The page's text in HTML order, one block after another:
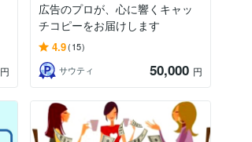
円
広告のプロが、心に響くキャッ
チコピーをお届けします
4.9(15)
サウティ
50,000 円